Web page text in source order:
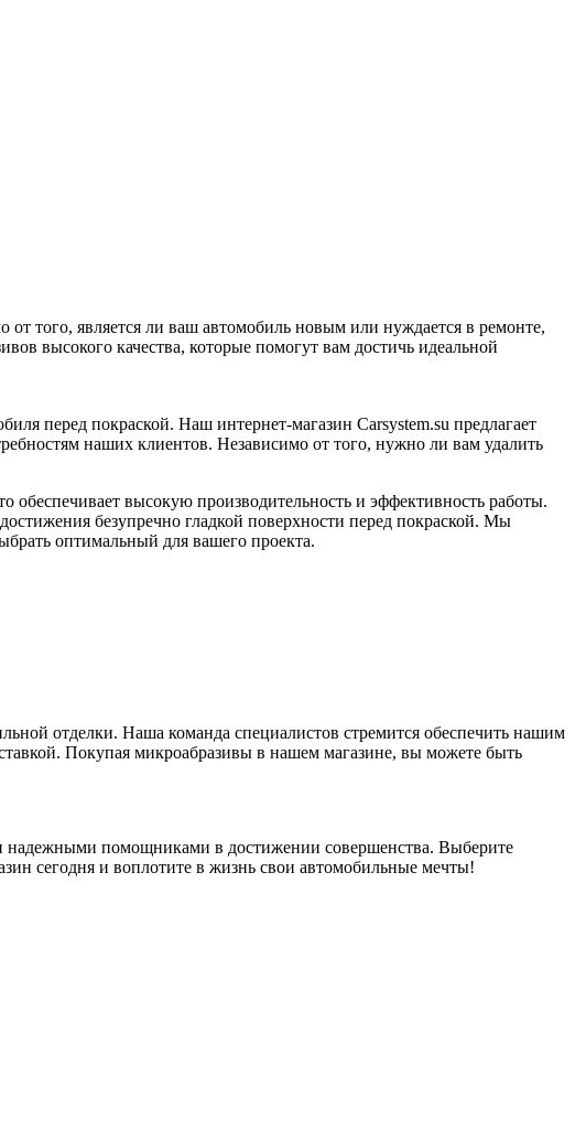
того, является ли ваш автомобиль новым или нуждается в ремонте,
высокого качества, которые помогут вам достичь идеальной
перед покраской. Наш интернет-магазин Carsystem.su предлагает
наших клиентов. Независимо от того, нужно ли вам удалить
высокую производительность и эффективность работы.
безупречно гладкой поверхности перед покраской. Мы
оптимальный для вашего проекта.
отделки. Наша команда специалистов стремится обеспечить нашим
Покупая микроабразивы в нашем магазине, вы можете быть
надежными помощниками в достижении совершенства. Выберите
сегодня и воплотите в жизнь свои автомобильные мечты!